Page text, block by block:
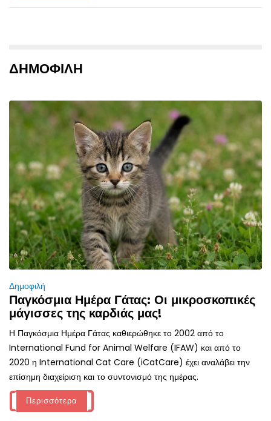
ΔΗΜΟΦΙΛΗ
Δημοφιλή
Παγκόσμια Ημέρα Γάτας: Οι μικροσκοπικές
μάγισσες της καρδιάς μας!
Η Παγκόσμια Ημέρα Γάτας καθιερώθηκε το 2002 από το
International Fund for Animal Welfare (IFAW) και από το
2020 η International Cat Care (iCatCare) έχει αναλάβει την
επίσημη διαχείριση και το συντονισμό της ημέρας.
Περισσότερα